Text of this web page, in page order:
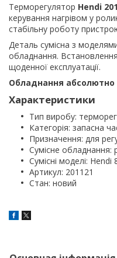
Терморегулятор Hendi
керування нагрівом у
стабільну роботу
Деталь сумісна з
обладнання.
щоденної експлуатації.
Обладнання абсолютно
Характеристики
Тип виробу:
Категорія: запасна
Призначення: для
Сумісне обладнання:
Сумісні моделі:
Артикул: 201121
Стан: новий